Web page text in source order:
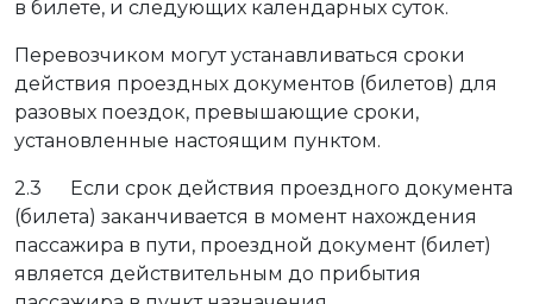
в билете, и следующих календарных суток.
Перевозчиком могут устанавливаться сроки
действия проездных документов (билетов) для
разовых поездок, превышающие сроки,
установленные настоящим пунктом.
2.3 Если срок действия проездного документа
(билета) заканчивается в момент нахождения
пассажира в пути, проездной документ (билет)
является действительным до прибытия